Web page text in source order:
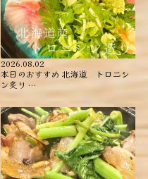
2026.08.02
本日のおすすめ ︎北海道 トロニシ
ン炙り …